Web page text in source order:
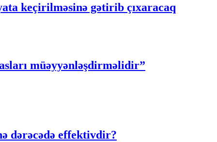
keçirilməsinə gətirib çıxaracaq
müəyyənləşdirməlidir”
dərəcədə effektivdir?